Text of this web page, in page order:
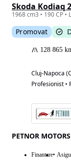
Skoda Kodiaq
Promovat
128 865
Cluj-Napoca
Profesionist •
PETNOR MOTORS
Finantare